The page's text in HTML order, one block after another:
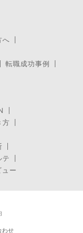
へ
転職成功事例
方
テ
ー
わせ